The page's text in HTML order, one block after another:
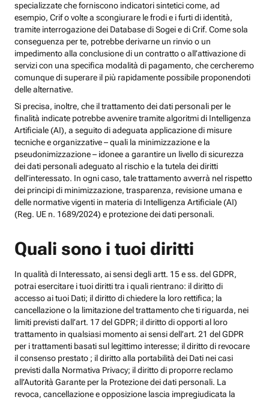
specializzate che forniscono indicatori sintetici come, ad
esempio, Crif o volte a scongiurare le frodi e i furti di identità,
tramite interrogazione dei Database di Sogei e di Crif. Come sola
conseguenza per te, potrebbe derivarne un rinvio o un
impedimento alla conclusione di un contratto o all’attivazione di
servizi con una specifica modalità di pagamento, che cercheremo
comunque di superare il più rapidamente possibile proponendoti
delle alternative.
Si precisa, inoltre, che il trattamento dei dati personali per le
finalità indicate potrebbe avvenire tramite algoritmi di Intelligenza
Artificiale (AI), a seguito di adeguata applicazione di misure
tecniche e organizzative – quali la minimizzazione e la
pseudonimizzazione – idonee a garantire un livello di sicurezza
dei dati personali adeguato al rischio e la tutela dei diritti
dell’interessato. In ogni caso, tale trattamento avverrà nel rispetto
dei principi di minimizzazione, trasparenza, revisione umana e
delle normative vigenti in materia di Intelligenza Artificiale (AI)
(Reg. UE n. 1689/2024) e protezione dei dati personali.
Quali sono i tuoi diritti
In qualità di Interessato, ai sensi degli artt. 15 e ss. del GDPR,
potrai esercitare i tuoi diritti tra i quali rientrano: il diritto di
accesso ai tuoi Dati; il diritto di chiedere la loro rettifica; la
cancellazione o la limitazione del trattamento che ti riguarda, nei
limiti previsti dall’art. 17 del GDPR; il diritto di opporti al loro
trattamento in qualsiasi momento ai sensi dell’art. 21 del GDPR
per i trattamenti basati sul legittimo interesse; il diritto di revocare
il consenso prestato ; il diritto alla portabilità dei Dati nei casi
previsti dalla Normativa Privacy; il diritto di proporre reclamo
all’Autorità Garante per la Protezione dei dati personali. La
revoca, cancellazione e opposizione lascia impregiudicata la